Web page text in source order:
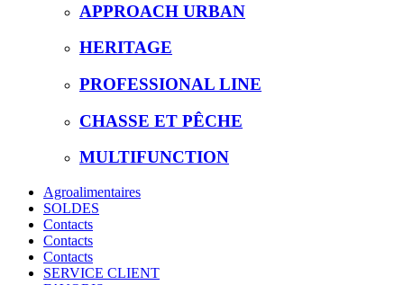
APPROACH URBAN
HERITAGE
PROFESSIONAL LINE
CHASSE ET PÊCHE
MULTIFUNCTION
Agroalimentaires
SOLDES
Contacts
Contacts
Contacts
SERVICE CLIENT